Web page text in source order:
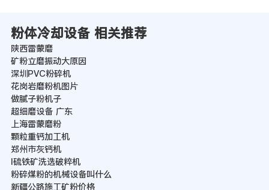
粉体冷却设备 相关推荐
陕西雷蒙磨
矿粉立磨振动大原因
深圳PVC粉碎机
花岗岩磨粉机图片
做腻子粉机子
超细磨设备 广东
上海雷蒙磨粉
颗粒重钙加工机
郑州市灰钙机
l硫铁矿洗选破粹机
粉碎煤粉的机械设备叫什么
新疆公路施工矿粉价格